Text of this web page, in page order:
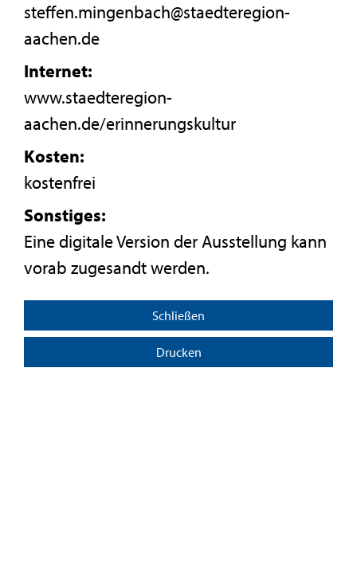
steffen.mingenbach@staedteregion-
aachen.de
Internet:
www.staedteregion-
aachen.de/erinnerungskultur
Kosten:
kostenfrei
Sonstiges:
Eine digitale Version der Ausstellung kann
vorab zugesandt werden.
Schließen
Drucken